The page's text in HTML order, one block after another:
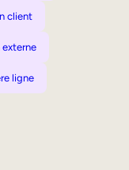
client
ligne